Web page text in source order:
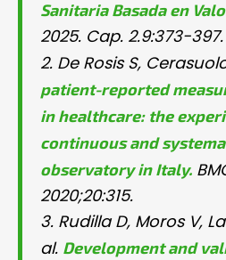
Sanitaria Basada en
2025. Cap. 2.9:373-397.
2. De Rosis S,
patient-reported
in healthcare: the
continuous and
observatory in Italy.
2020;20:315.
3. Rudilla D, Moros V,
al. Development and